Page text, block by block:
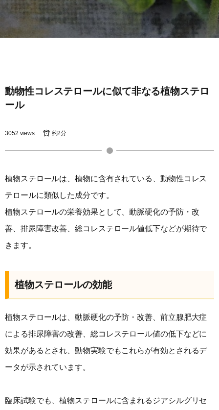
動物性コレステロールに似て非なる植物ステロ
ール
3052 views 約2分
植物ステロールは、植物に含有されている、動物性コレス
テロールに類似した成分です。
植物ステロールの栄養効果として、動脈硬化の予防・改
善、排尿障害改善、総コレステロール値低下などが期待で
きます。
植物ステロールの効能
植物ステロールは、動脈硬化の予防・改善、前立腺肥大症
による排尿障害の改善、総コレステロール値の低下などに
効果があるとされ、動物実験でもこれらが有効とされるデ
ータが示されています。
臨床試験でも、植物ステロールに含まれるジアシルグリセ